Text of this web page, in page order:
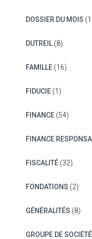
DOSSIER DU MOIS
DUTREIL(8)
FAMILLE(16)
FIDUCIE(1)
FINANCE(54)
FINANCE
FISCALITÉ(32)
FONDATIONS (2)
GÉNÉRALITÉS (8)
GROUPE DE